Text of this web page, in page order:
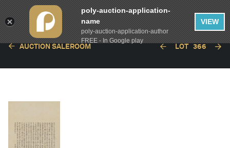
AUCTION SALEROOM LOT 366
poly-auction-application-
name
poly-auction-application-author
FREE - In Google play
VIEW